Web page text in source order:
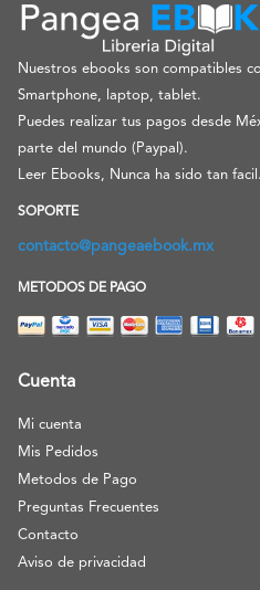
Nuestros ebooks son compatibles
Smartphone, laptop, tablet.
Puedes realizar tus pagos desde
parte del mundo (Paypal).
Leer Ebooks, Nunca ha sido tan facil.
SOPORTE
contacto@pangeaebook.mx
METODOS DE PAGO
Cuenta
Mi cuenta
Mis Pedidos
Metodos de Pago
Preguntas Frecuentes
Contacto
Aviso de privacidad